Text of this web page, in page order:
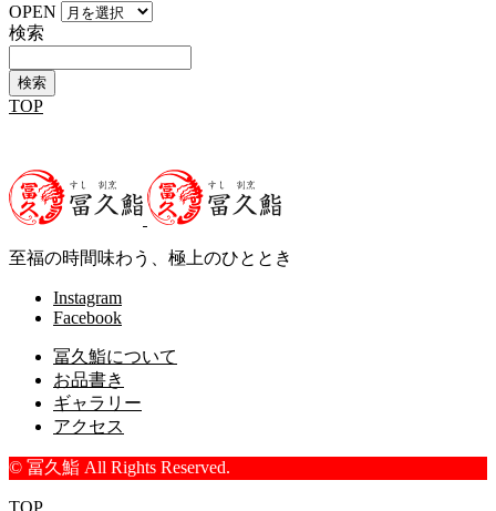
OPEN
検索
TOP
至福の時間味わう、極上のひととき
Instagram
Facebook
冨久鮨について
お品書き
ギャラリー
アクセス
© 冨久鮨 All Rights Reserved.